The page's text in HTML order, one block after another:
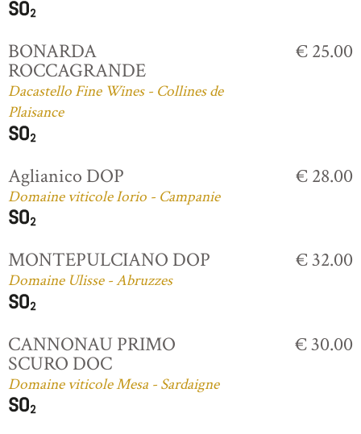
BONARDA
ROCCAGRANDE
Dacastello Fine Wines - Collines de
Plaisance
€ 25.00
Aglianico DOP
Domaine viticole Iorio - Campanie
€ 28.00
MONTEPULCIANO DOP
Domaine Ulisse - Abruzzes
€ 32.00
CANNONAU PRIMO
SCURO DOC
Domaine viticole Mesa - Sardaigne
€ 30.00